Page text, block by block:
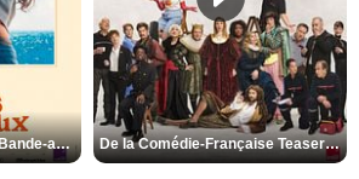
Les Matins merveilleux Bande-annonce VF De la Comédie-Française Teaser VF